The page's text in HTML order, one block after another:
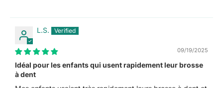
L.S.
09/19/2025
Idéal pour les enfants qui usent rapidement leur brosse
à dent